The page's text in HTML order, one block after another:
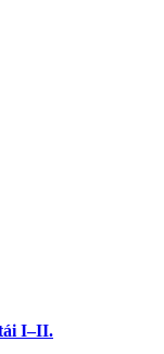
I–II.